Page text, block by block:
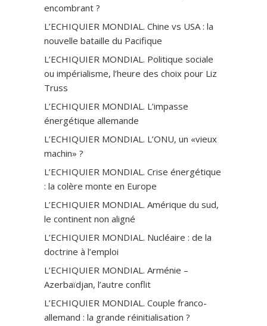
encombrant ?
L’ECHIQUIER MONDIAL. Chine vs USA : la
nouvelle bataille du Pacifique
L’ECHIQUIER MONDIAL. Politique sociale
ou impérialisme, l’heure des choix pour Liz
Truss
L’ECHIQUIER MONDIAL. L’impasse
énergétique allemande
L’ECHIQUIER MONDIAL. L’ONU, un «vieux
machin» ?
L’ECHIQUIER MONDIAL. Crise énergétique
: la colère monte en Europe
L’ECHIQUIER MONDIAL. Amérique du sud,
le continent non aligné
L’ECHIQUIER MONDIAL. Nucléaire : de la
doctrine à l’emploi
L’ECHIQUIER MONDIAL. Arménie –
Azerbaïdjan, l’autre conflit
L’ECHIQUIER MONDIAL. Couple franco-
allemand : la grande réinitialisation ?